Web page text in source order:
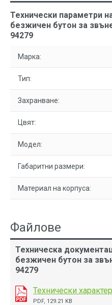
Технически параметри
безжичен бутон за
94279
Марка:
Тип:
Захранване:
Цвят:
Модел:
Габаритни размери:
Материал на корпуса:
Файлове
Техническа
безжичен бутон за
94279
Технически
PDF, 129.21 KB